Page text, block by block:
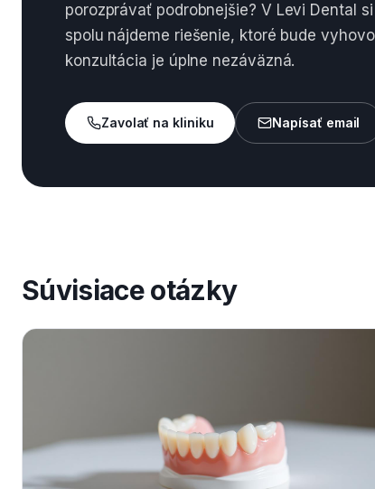
porozprávať podrobnejšie? V Levi Dental
spolu nájdeme riešenie, ktoré bude
konzultácia je úplne nezáväzná.
Zavolať na kliniku Napísať email
Súvisiace otázky